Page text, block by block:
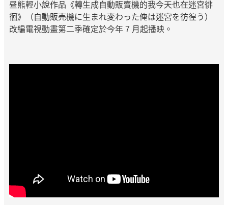
昼熊輕小說作品《轉生成自動販賣機的我今天也在迷宮徘
徊》（自動販売機に生まれ変わった俺は迷宮を彷徨う）
改編電視動畫第二季確定於今年 7 月起播映。